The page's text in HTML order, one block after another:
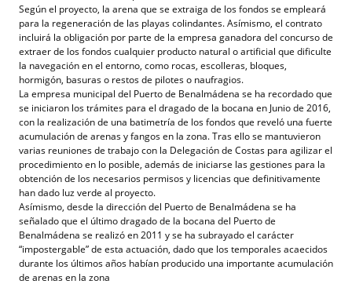
Según el proyecto, la arena que se extraiga de los fondos se empleará
para la regeneración de las playas colindantes. Asímismo, el contrato
incluirá la obligación por parte de la empresa ganadora del concurso de
extraer de los fondos cualquier producto natural o artificial que dificulte
la navegación en el entorno, como rocas, escolleras, bloques,
hormigón, basuras o restos de pilotes o naufragios.
La empresa municipal del Puerto de Benalmádena se ha recordado que
se iniciaron los trámites para el dragado de la bocana en Junio de 2016,
con la realización de una batimetría de los fondos que reveló una fuerte
acumulación de arenas y fangos en la zona. Tras ello se mantuvieron
varias reuniones de trabajo con la Delegación de Costas para agilizar el
procedimiento en lo posible, además de iniciarse las gestiones para la
obtención de los necesarios permisos y licencias que definitivamente
han dado luz verde al proyecto.
Asímismo, desde la dirección del Puerto de Benalmádena se ha
señalado que el último dragado de la bocana del Puerto de
Benalmádena se realizó en 2011 y se ha subrayado el carácter
“impostergable” de esta actuación, dado que los temporales acaecidos
durante los últimos años habían producido una importante acumulación
de arenas en la zona